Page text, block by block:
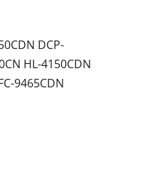
DCP-
HL-4150CDN
9465CDN